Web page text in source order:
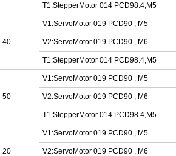
T1:StepperMotor 014 PCD98.4,M5
40
V1:ServoMotor 019 PCD90 , M5
V2:ServoMotor 019 PCD90 , M6
T1:StepperMotor 014 PCD98.4,M5
50
V1:ServoMotor 019 PCD90 , M5
V2:ServoMotor 019 PCD90 , M6
T1:StepperMotor 014 PCD98.4,M5
20
V1:ServoMotor 019 PCD90 , M5
V2:ServoMotor 019 PCD90 , M6